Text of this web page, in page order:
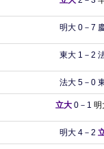
明大 0－7
東大 1－2
法大 5－0
立大 0－1 明
明大 4－2